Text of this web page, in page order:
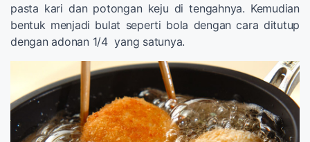
pasta kari dan potongan keju di tengahnya. Kemudian
bentuk menjadi bulat seperti bola dengan cara ditutup
dengan adonan 1/4 yang satunya.